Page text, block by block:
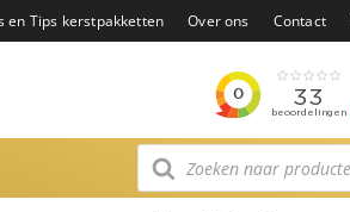
en Tips kerstpakketten Over ons Contact
Producten
zoeken